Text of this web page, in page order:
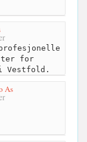
for
Vestfold.
As